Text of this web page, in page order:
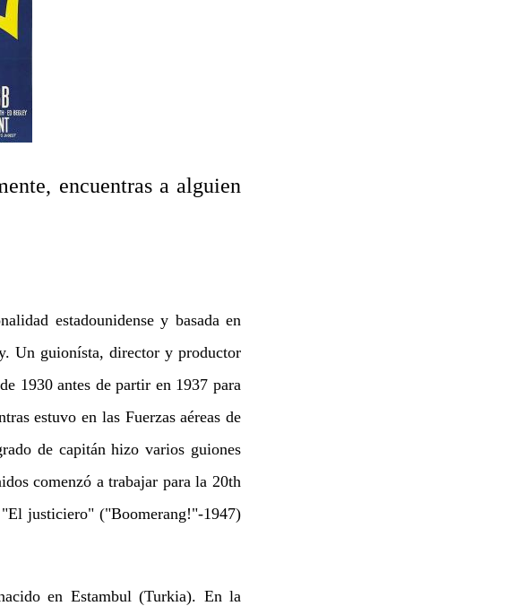
encuentras a alguien
estadounidense y basada en
Un guionísta, director y productor
1930 antes de partir en 1937 para
estuvo en las Fuerzas aéreas de
de capitán hizo varios guiones
comenzó a trabajar para la 20th
justiciero" ("Boomerang!"-1947)
en Estambul (Turkia). En la